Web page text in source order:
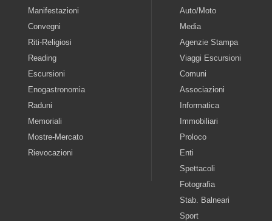
Manifestazioni
Convegni
Riti-Religiosi
Reading
Escursioni
Enogastronomia
Raduni
Memoriali
Mostre-Mercato
Rievocazioni
Auto/Moto
Media
Agenzie Stampa
Viaggi Escursioni
Comuni
Associazioni
Informatica
Immobiliari
Proloco
Enti
Spettacoli
Fotografia
Stab. Balneari
Sport